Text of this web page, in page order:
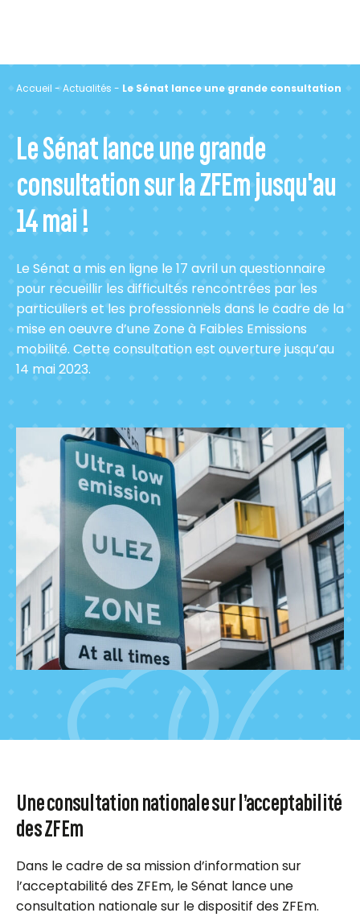
Accueil -Actualités - Le Sénat lance une grande consultation sur
Le Sénat lance une grande
consultation sur la ZFEm jusqu'au
14 mai !
Le Sénat a mis en ligne le 17 avril un questionnaire
pour recueillir les difficultés rencontrées par les
particuliers et les professionnels dans le cadre de la
mise en oeuvre d’une Zone à Faibles Emissions
mobilité. Cette consultation est ouverture jusqu’au
14 mai 2023.
Une consultation nationale sur l’acceptabilité
des ZFEm
Dans le cadre de sa mission d’information sur
l’acceptabilité des ZFEm, le Sénat lance une
consultation nationale sur le dispositif des ZFEm.